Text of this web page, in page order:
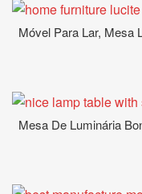
Móvel Para Lar, Mesa
Mesa De Luminária